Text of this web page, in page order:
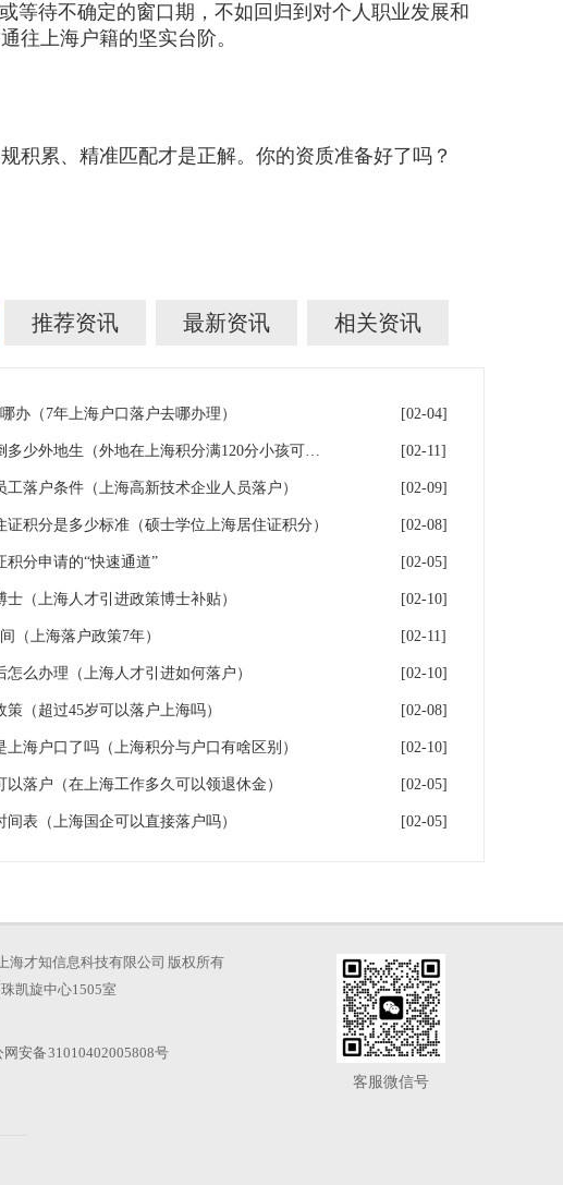
待不确定的窗口期，不如回归到对个人职业发展和
往上海户籍的坚实台阶。
积累、精准匹配才是正解。你的资质准备好了吗？
推荐资讯 最新资讯 相关资讯
办（7年上海户口落户去哪办理） [02-04]
落户上海：一分绊倒多少外地生（外地在上海积分满120分小孩可以考上海大学吗） [02-11]
落户条件（上海高新技术企业人员落户） [02-09]
积分是多少标准（硕士学位上海居住证积分） [02-08]
积分申请的“快速通道” [02-05]
（上海人才引进政策博士补贴） [02-10]
（上海落户政策7年） [02-11]
么办理（上海人才引进如何落户） [02-10]
（超过45岁可以落户上海吗） [02-08]
海户口了吗（上海积分与户口有啥区别） [02-10]
落户（在上海工作多久可以领退休金） [02-05]
表（上海国企可以直接落户吗） [02-05]
海才知信息科技有限公司 版权所有
凯旋中心1505室
网安备 31010402005808号
客服微信号